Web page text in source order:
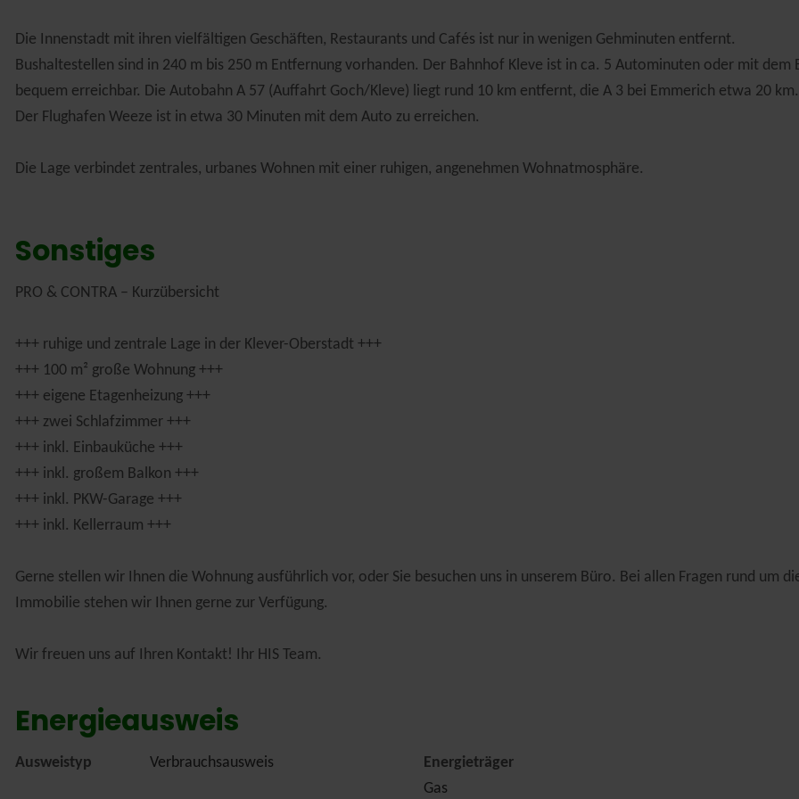
Die Innenstadt mit ihren vielfältigen Geschäften, Restaurants und Cafés ist nur in wenigen Gehminuten entfernt.
Bushaltestellen sind in 240 m bis 250 m Entfernung vorhanden. Der Bahnhof Kleve ist in ca. 5 Autominuten oder mit dem
bequem erreichbar. Die Autobahn A 57 (Auffahrt Goch/Kleve) liegt rund 10 km entfernt, die A 3 bei Emmerich etwa 20 km.
Der Flughafen Weeze ist in etwa 30 Minuten mit dem Auto zu erreichen.
Die Lage verbindet zentrales, urbanes Wohnen mit einer ruhigen, angenehmen Wohnatmosphäre.
Sonstiges
PRO & CONTRA – Kurzübersicht
+++ ruhige und zentrale Lage in der Klever-Oberstadt +++
+++ 100 m² große Wohnung +++
+++ eigene Etagenheizung +++
+++ zwei Schlafzimmer +++
+++ inkl. Einbauküche +++
+++ inkl. großem Balkon +++
+++ inkl. PKW-Garage +++
+++ inkl. Kellerraum +++
Gerne stellen wir Ihnen die Wohnung ausführlich vor, oder Sie besuchen uns in unserem Büro. Bei allen Fragen rund um
Immobilie stehen wir Ihnen gerne zur Verfügung.
Wir freuen uns auf Ihren Kontakt! Ihr HIS Team.
Energieausweis
Ausweistyp Verbrauchsausweis
Energieträger
Gas